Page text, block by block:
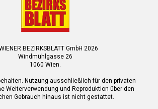
BEZIRKSBLATT GmbH 2026
Windmühlgasse 26
1060 Wien.
Nutzung ausschließlich für den privaten
Weiterverwendung und Reproduktion über den
Gebrauch hinaus ist nicht gestattet.